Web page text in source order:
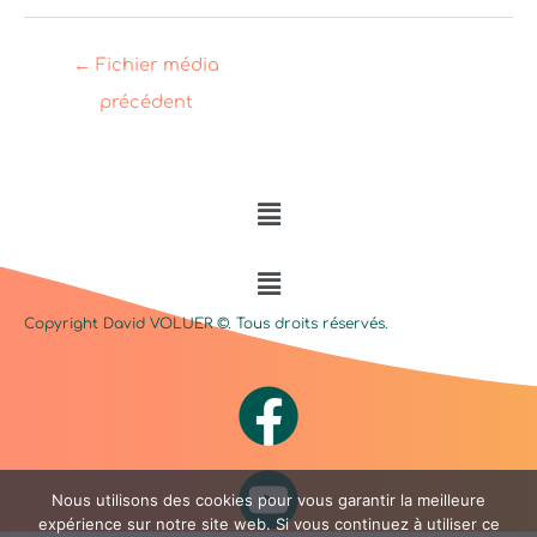
← Fichier média
précédent
Menu
Menu
Copyright David VOLUER©. Tous droits réservés.
Nous utilisons des cookies pour vous garantir la meilleure
expérience sur notre site web. Si vous continuez à utiliser ce